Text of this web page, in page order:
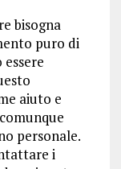
bisogna
puro di
aiuto e
personale.
i